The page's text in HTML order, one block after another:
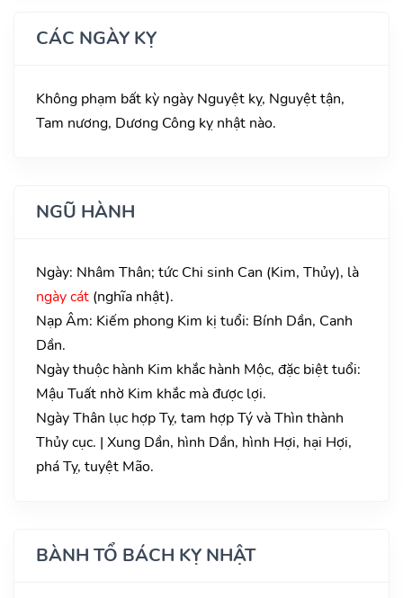
CÁC NGÀY KỴ
Không phạm bất kỳ ngày Nguyệt kỵ, Nguyệt tận,
Tam nương, Dương Công kỵ nhật nào.
NGŨ HÀNH
Ngày: Nhâm Thân; tức Chi sinh Can (Kim, Thủy), là
ngày cát (nghĩa nhật).
Nạp Âm: Kiếm phong Kim kị tuổi: Bính Dần, Canh
Dần.
Ngày thuộc hành Kim khắc hành Mộc, đặc biệt tuổi:
Mậu Tuất nhờ Kim khắc mà được lợi.
Ngày Thân lục hợp Tỵ, tam hợp Tý và Thìn thành
Thủy cục. | Xung Dần, hình Dần, hình Hợi, hại Hợi,
phá Tỵ, tuyệt Mão.
BÀNH TỔ BÁCH KỴ NHẬT